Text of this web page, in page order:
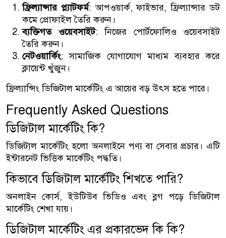
ফ্রিল্যান্সার প্ল্যাটফর্ম: আপওয়ার্ক, ফাইভার, ফ্রিল্যান্সার ডট
কমে প্রোফাইল তৈরি করুন।
ব্যক্তিগত ওয়েবসাইট: নিজের পোর্টফোলিও ওয়েবসাইট
তৈরি করুন।
নেটওয়ার্কিং: সামাজিক যোগাযোগ মাধ্যম ব্যবহার করে
ক্লায়েন্ট খুঁজুন।
ফ্রিল্যান্সিং ডিজিটাল মার্কেটিং এ আয়ের বড় উৎস হতে পারে।
Frequently Asked Questions
ডিজিটাল মার্কেটিং কি?
ডিজিটাল মার্কেটিং হলো অনলাইনে পণ্য বা সেবার প্রচার। এটি
ইন্টারনেট ভিত্তিক মার্কেটিং পদ্ধতি।
কিভাবে ডিজিটাল মার্কেটিং শিখতে পারি?
অনলাইন কোর্স, ইউটিউব ভিডিও এবং ব্লগ পড়ে ডিজিটাল
মার্কেটিং শেখা যায়।
ডিজিটাল মার্কেটিং এর প্রকারভেদ কি কি?